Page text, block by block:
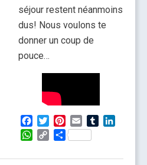
séjour restent néanmoins
dus! Nous voulons te
donner un coup de
pouce…
Facebook
TwitterPinterest
Email Tumblr
WhatsApp
CopyPartager